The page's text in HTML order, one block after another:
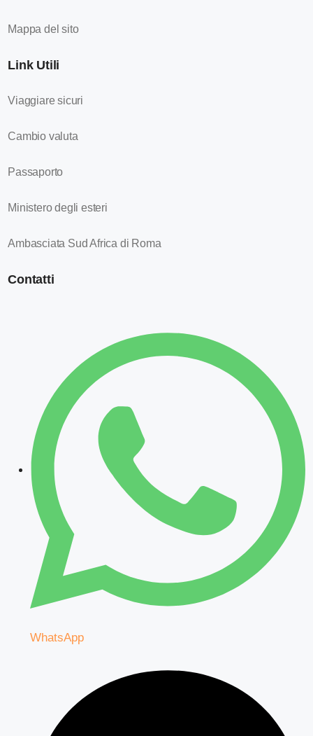
Mappa del sito
Link Utili
Viaggiare sicuri
Cambio valuta
Passaporto
Ministero degli esteri
Ambasciata Sud Africa di Roma
Contatti
WhatsApp